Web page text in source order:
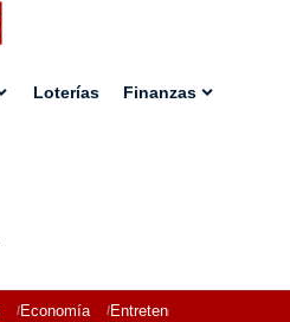
Loterías Finanzas
Economía Entretenimiento